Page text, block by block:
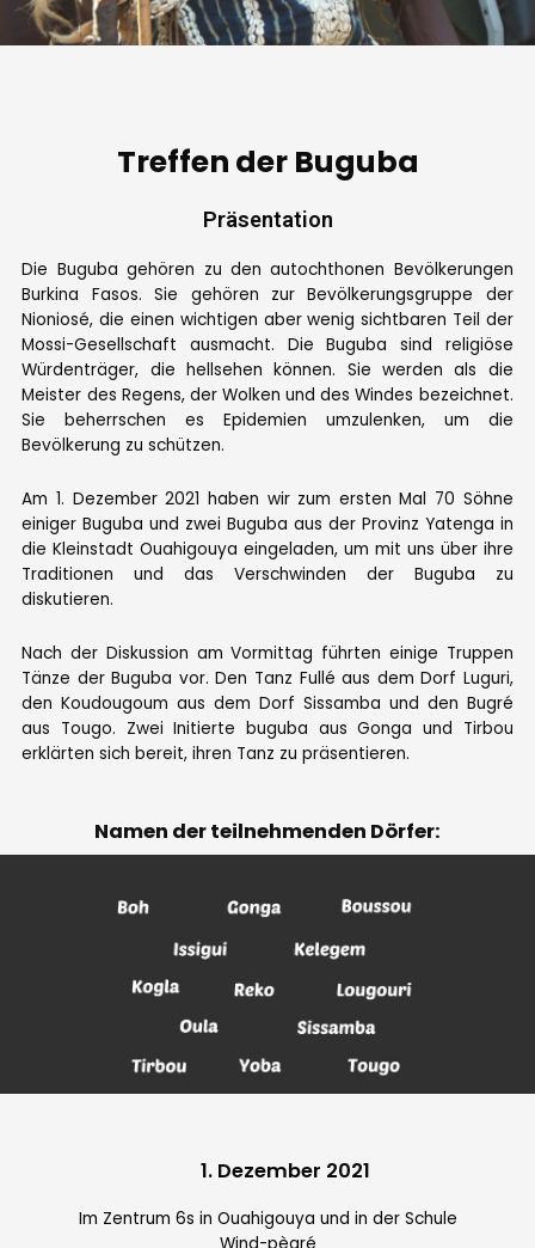
Treffen der Buguba
Präsentation
Die Buguba gehören zu den autochthonen Bevölkerungen
Burkina Fasos. Sie gehören zur Bevölkerungsgruppe der
Nioniosé, die einen wichtigen aber wenig sichtbaren Teil der
Mossi-Gesellschaft ausmacht. Die Buguba sind religiöse
Würdenträger, die hellsehen können. Sie werden als die
Meister des Regens, der Wolken und des Windes bezeichnet.
Sie beherrschen es Epidemien umzulenken, um die
Bevölkerung zu schützen.
Am 1. Dezember 2021 haben wir zum ersten Mal 70 Söhne
einiger Buguba und zwei Buguba aus der Provinz Yatenga in
die Kleinstadt Ouahigouya eingeladen, um mit uns über ihre
Traditionen und das Verschwinden der Buguba zu
diskutieren.
Nach der Diskussion am Vormittag führten einige Truppen
Tänze der Buguba vor. Den Tanz Fullé aus dem Dorf Luguri,
den Koudougoum aus dem Dorf Sissamba und den Bugré
aus Tougo. Zwei Initierte buguba aus Gonga und Tirbou
erklärten sich bereit, ihren Tanz zu präsentieren.
Namen der teilnehmenden Dörfer:
1. Dezember 2021
Im Zentrum 6s in Ouahigouya und in der Schule